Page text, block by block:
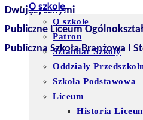
Dwujęzycznymi
Publiczne Liceum
Publiczna Szkoła Branżowa I
O szkole
O szkole
Patron
Sztandar Szkoły
Oddziały
Szkoła Podstawowa
Liceum
Historia